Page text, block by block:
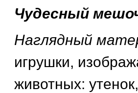
Чудесный
Наглядный
игрушки,
животных: